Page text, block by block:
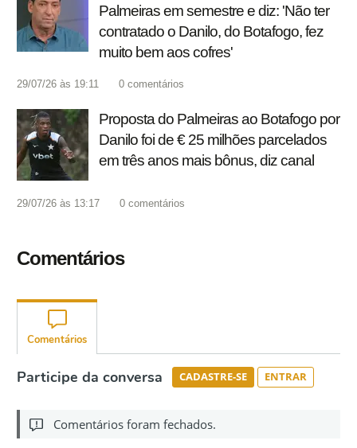
Palmeiras em semestre e diz: 'Não ter
contratado o Danilo, do Botafogo, fez
muito bem aos cofres'
29/07/26 às 19:11 0 comentários
Proposta do Palmeiras ao Botafogo por
Danilo foi de € 25 milhões parcelados
em três anos mais bônus, diz canal
29/07/26 às 13:17 0 comentários
Comentários